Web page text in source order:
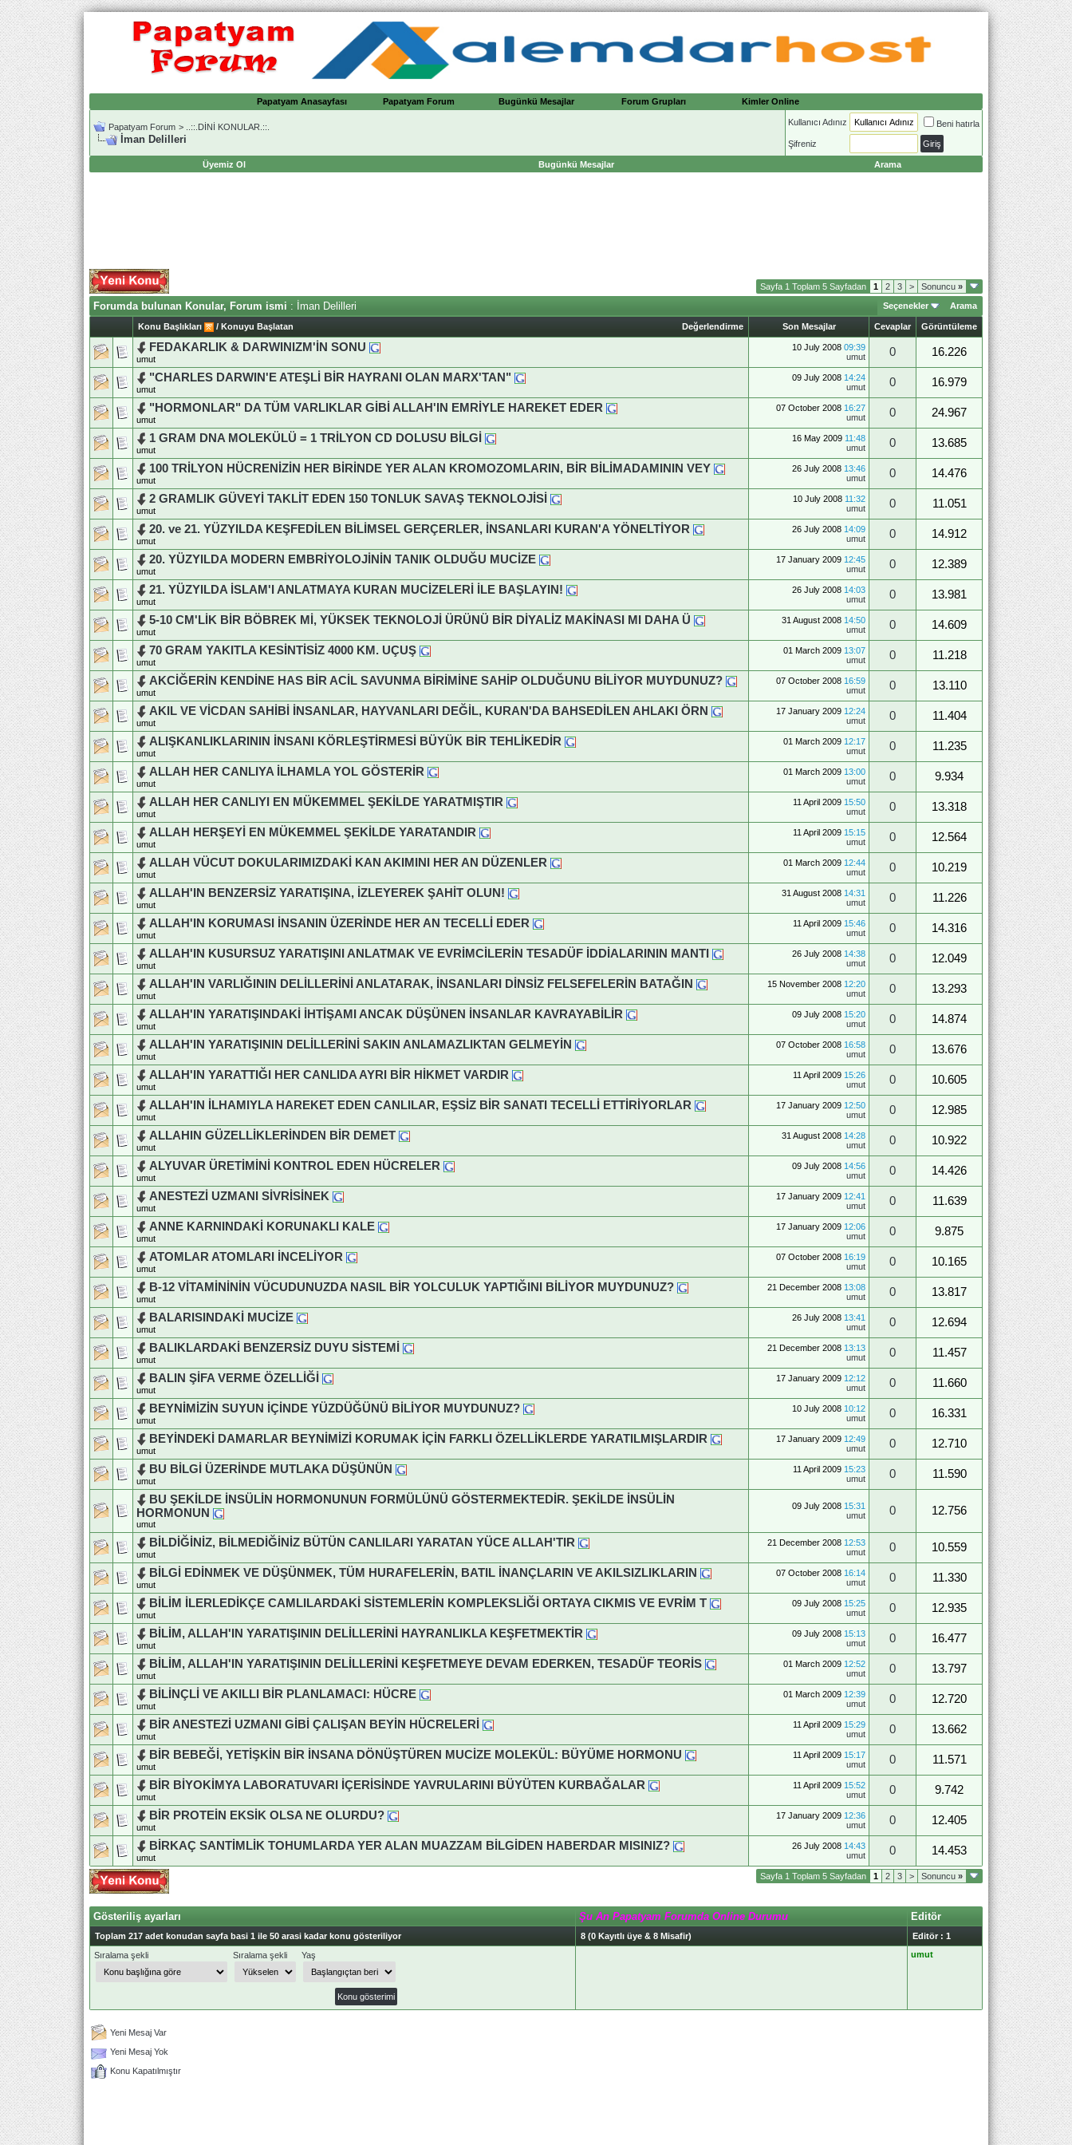
Papatyam Anasayfası Papatyam Forum Bugünkü Mesajlar Forum Grupları Kimler Online
Papatyam Forum > ..::.DİNİ KONULAR.::.
İman Delilleri
Kullanıcı Adınız Beni hatırla
Şifreniz
Üyemiz Ol Bugünkü Mesajlar Arama
Sayfa 1 Toplam 5 Sayfadan 1 2 3 > Sonuncu »
Forumda bulunan Konular, Forum ismi : İman Delilleri Seçenekler Arama
Değerlendirme
Konu Başlıkları / Konuyu Başlatan Son Mesajlar Cevaplar Görüntüleme
FEDAKARLIK & DARWINIZM'İN SONU
umut
10 July 2008 09:39
umut
0
16.226
"CHARLES DARWIN'E ATEŞLİ BİR HAYRANI OLAN MARX'TAN"
umut
09 July 2008 14:24
umut
0
16.979
"HORMONLAR" DA TÜM VARLIKLAR GİBİ ALLAH'IN EMRİYLE HAREKET EDER
umut
07 October 2008 16:27
umut
0
24.967
1 GRAM DNA MOLEKÜLÜ = 1 TRİLYON CD DOLUSU BİLGİ
umut
16 May 2009 11:48
umut
0
13.685
100 TRİLYON HÜCRENİZİN HER BİRİNDE YER ALAN KROMOZOMLARIN, BİR BİLİMADAMININ VEY
umut
26 July 2008 13:46
umut
0
14.476
2 GRAMLIK GÜVEYİ TAKLİT EDEN 150 TONLUK SAVAŞ TEKNOLOJİSİ
umut
10 July 2008 11:32
umut
0
11.051
20. ve 21. YÜZYILDA KEŞFEDİLEN BİLİMSEL GERÇERLER, İNSANLARI KURAN'A YÖNELTİYOR
umut
26 July 2008 14:09
umut
0
14.912
20. YÜZYILDA MODERN EMBRİYOLOJİNİN TANIK OLDUĞU MUCİZE
umut
17 January 2009 12:45
umut
0
12.389
21. YÜZYILDA İSLAM'I ANLATMAYA KURAN MUCİZELERİ İLE BAŞLAYIN!
umut
26 July 2008 14:03
umut
0
13.981
5-10 CM'LİK BİR BÖBREK Mİ, YÜKSEK TEKNOLOJİ ÜRÜNÜ BİR DİYALİZ MAKİNASI MI DAHA Ü
umut
31 August 2008 14:50
umut
0
14.609
70 GRAM YAKITLA KESİNTİSİZ 4000 KM. UÇUŞ
umut
01 March 2009 13:07
umut
0
11.218
AKCİĞERİN KENDİNE HAS BİR ACİL SAVUNMA BİRİMİNE SAHİP OLDUĞUNU BİLİYOR MUYDUNUZ?
umut
07 October 2008 16:59
umut
0
13.110
AKIL VE VİCDAN SAHİBİ İNSANLAR, HAYVANLARI DEĞİL, KURAN'DA BAHSEDİLEN AHLAKI ÖRN
umut
17 January 2009 12:24
umut
0
11.404
ALIŞKANLIKLARININ İNSANI KÖRLEŞTİRMESİ BÜYÜK BİR TEHLİKEDİR
umut
01 March 2009 12:17
umut
0
11.235
ALLAH HER CANLIYA İLHAMLA YOL GÖSTERİR
umut
01 March 2009 13:00
umut
0
9.934
ALLAH HER CANLIYI EN MÜKEMMEL ŞEKİLDE YARATMIŞTIR
umut
11 April 2009 15:50
umut
0
13.318
ALLAH HERŞEYİ EN MÜKEMMEL ŞEKİLDE YARATANDIR
umut
11 April 2009 15:15
umut
0
12.564
ALLAH VÜCUT DOKULARIMIZDAKİ KAN AKIMINI HER AN DÜZENLER
umut
01 March 2009 12:44
umut
0
10.219
ALLAH'IN BENZERSİZ YARATIŞINA, İZLEYEREK ŞAHİT OLUN!
umut
31 August 2008 14:31
umut
0
11.226
ALLAH'IN KORUMASI İNSANIN ÜZERİNDE HER AN TECELLİ EDER
umut
11 April 2009 15:46
umut
0
14.316
ALLAH'IN KUSURSUZ YARATIŞINI ANLATMAK VE EVRİMCİLERİN TESADÜF İDDİALARININ MANTI
umut
26 July 2008 14:38
umut
0
12.049
ALLAH'IN VARLIĞININ DELİLLERİNİ ANLATARAK, İNSANLARI DİNSİZ FELSEFELERİN BATAĞIN
umut
15 November 2008 12:20
umut
0
13.293
ALLAH'IN YARATIŞINDAKİ İHTİŞAMI ANCAK DÜŞÜNEN İNSANLAR KAVRAYABİLİR
umut
09 July 2008 15:20
umut
0
14.874
ALLAH'IN YARATIŞININ DELİLLERİNİ SAKIN ANLAMAZLIKTAN GELMEYİN
umut
07 October 2008 16:58
umut
0
13.676
ALLAH'IN YARATTIĞI HER CANLIDA AYRI BİR HİKMET VARDIR
umut
11 April 2009 15:26
umut
0
10.605
ALLAH'IN İLHAMIYLA HAREKET EDEN CANLILAR, EŞSİZ BİR SANATI TECELLİ ETTİRİYORLAR
umut
17 January 2009 12:50
umut
0
12.985
ALLAHIN GÜZELLİKLERİNDEN BİR DEMET
umut
31 August 2008 14:28
umut
0
10.922
ALYUVAR ÜRETİMİNİ KONTROL EDEN HÜCRELER
umut
09 July 2008 14:56
umut
0
14.426
ANESTEZİ UZMANI SİVRİSİNEK
umut
17 January 2009 12:41
umut
0
11.639
ANNE KARNINDAKİ KORUNAKLI KALE
umut
17 January 2009 12:06
umut
0
9.875
ATOMLAR ATOMLARI İNCELİYOR
umut
07 October 2008 16:19
umut
0
10.165
B-12 VİTAMİNİNİN VÜCUDUNUZDA NASIL BİR YOLCULUK YAPTIĞINI BİLİYOR MUYDUNUZ?
umut
21 December 2008 13:08
umut
0
13.817
BALARISINDAKİ MUCİZE
umut
26 July 2008 13:41
umut
0
12.694
BALIKLARDAKİ BENZERSİZ DUYU SİSTEMİ
umut
21 December 2008 13:13
umut
0
11.457
BALIN ŞİFA VERME ÖZELLİĞİ
umut
17 January 2009 12:12
umut
0
11.660
BEYNİMİZİN SUYUN İÇİNDE YÜZDÜĞÜNÜ BİLİYOR MUYDUNUZ?
umut
10 July 2008 10:12
umut
0
16.331
BEYİNDEKİ DAMARLAR BEYNİMİZİ KORUMAK İÇİN FARKLI ÖZELLİKLERDE YARATILMIŞLARDIR
umut
17 January 2009 12:49
umut
0
12.710
BU BİLGİ ÜZERİNDE MUTLAKA DÜŞÜNÜN
umut
11 April 2009 15:23
umut
0
11.590
BU ŞEKİLDE İNSÜLİN HORMONUNUN FORMÜLÜNÜ GÖSTERMEKTEDİR. ŞEKİLDE İNSÜLİN
HORMONUN
umut
09 July 2008 15:31
umut
0 12.756
BİLDİĞİNİZ, BİLMEDİĞİNİZ BÜTÜN CANLILARI YARATAN YÜCE ALLAH'TIR
umut
21 December 2008 12:53
umut
0
10.559
BİLGİ EDİNMEK VE DÜŞÜNMEK, TÜM HURAFELERİN, BATIL İNANÇLARIN VE AKILSIZLIKLARIN
umut
07 October 2008 16:14
umut
0
11.330
BİLİM İLERLEDİKÇE CAMLILARDAKİ SİSTEMLERİN KOMPLEKSLİĞİ ORTAYA CIKMIS VE EVRİM T
umut
09 July 2008 15:25
umut
0
12.935
BİLİM, ALLAH'IN YARATIŞININ DELİLLERİNİ HAYRANLIKLA KEŞFETMEKTİR
umut
09 July 2008 15:13
umut
0
16.477
BİLİM, ALLAH'IN YARATIŞININ DELİLLERİNİ KEŞFETMEYE DEVAM EDERKEN, TESADÜF TEORİS
umut
01 March 2009 12:52
umut
0
13.797
BİLİNÇLİ VE AKILLI BİR PLANLAMACI: HÜCRE
umut
01 March 2009 12:39
umut
0
12.720
BİR ANESTEZİ UZMANI GİBİ ÇALIŞAN BEYİN HÜCRELERİ
umut
11 April 2009 15:29
umut
0
13.662
BİR BEBEĞİ, YETİŞKİN BİR İNSANA DÖNÜŞTÜREN MUCİZE MOLEKÜL: BÜYÜME HORMONU
umut
11 April 2009 15:17
umut
0
11.571
BİR BİYOKİMYA LABORATUVARI İÇERİSİNDE YAVRULARINI BÜYÜTEN KURBAĞALAR
umut
11 April 2009 15:52
umut
0
9.742
BİR PROTEİN EKSİK OLSA NE OLURDU?
umut
17 January 2009 12:36
umut
0
12.405
BİRKAÇ SANTİMLİK TOHUMLARDA YER ALAN MUAZZAM BİLGİDEN HABERDAR MISINIZ?
umut
26 July 2008 14:43
umut
0 14.453
Sayfa 1 Toplam 5 Sayfadan 1 2 3 > Sonuncu »
Gösteriliş ayarları Şu An Papatyam Forumda Online Durumu Editör
Toplam 217 adet konudan sayfa basi 1 ile 50 arasi kadar konu gösteriliyor 8 (0 Kayıtlı üye & 8 Misafir)
Editör : 1
Sıralama şekli
Sıralama şekli Yaş umut
Yeni Mesaj Var
Yeni Mesaj Yok
Konu Kapatılmıştır